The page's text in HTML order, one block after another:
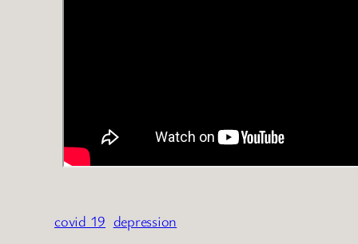
covid 19 depression